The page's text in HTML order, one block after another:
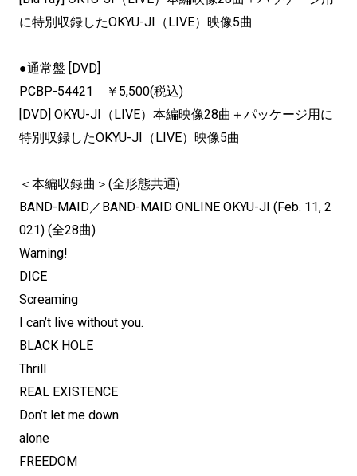
に特別収録したOKYU-JI（LIVE）映像5曲
●通常盤 [DVD]
PCBP-54421 ￥5,500(税込)
[DVD] OKYU-JI（LIVE）本編映像28曲＋パッケージ用に
特別収録したOKYU-JI（LIVE）映像5曲
＜本編収録曲＞(全形態共通)
BAND-MAID／BAND-MAID ONLINE OKYU-JI (Feb. 11, 2
021) (全28曲)
Warning!
DICE
Screaming
I can’t live without you.
BLACK HOLE
Thrill
REAL EXISTENCE
Don’t let me down
alone
FREEDOM